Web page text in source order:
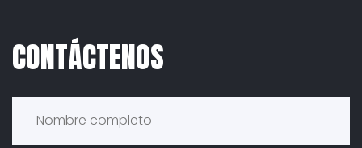
CONTÁCTENOS